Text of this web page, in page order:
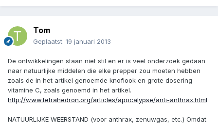
Tom
Geplaatst: 19 januari 2013
De ontwikkelingen staan niet stil en er is veel onderzoek gedaan
naar natuurlijke middelen die elke prepper zou moeten hebben
zoals de in het artikel genoemde knoflook en grote dosering
vitamine C, zoals genoemd in het artikel.
http://www.tetrahedron.org/articles/apocalypse/anti-anthrax.html
NATUURLIJKE WEERSTAND (voor anthrax, zenuwgas, etc.) Omdat